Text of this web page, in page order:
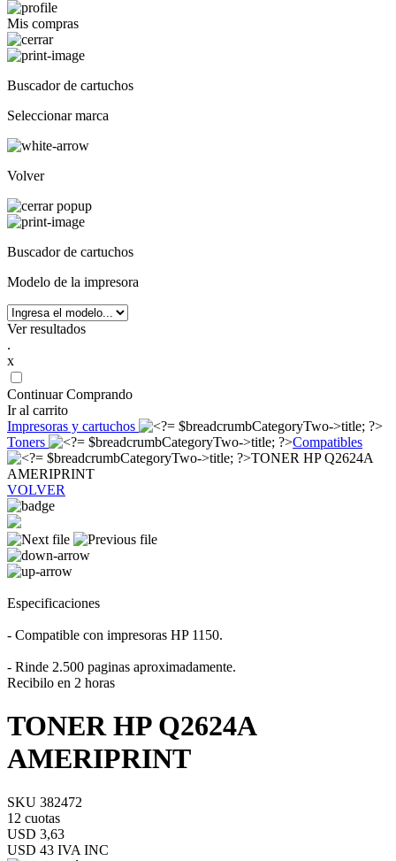
Mis compras
Buscador de cartuchos
Seleccionar marca
Volver
Buscador de cartuchos
Modelo de la impresora
Ver resultados
.
x
Continuar Comprando
Ir al carrito
Impresoras y cartuchos
Toners
Compatibles
TONER HP Q2624A
AMERIPRINT
VOLVER
Especificaciones
- Compatible con impresoras HP 1150.
- Rinde 2.500 paginas aproximadamente.
Recibilo en 2 horas
TONER HP Q2624A
AMERIPRINT
SKU 382472
12 cuotas
USD 3,63
USD 43 IVA INC